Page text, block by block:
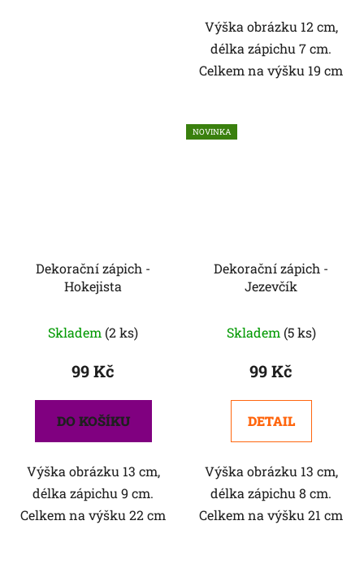
Výška obrázku 12 cm,
délka zápichu 7 cm.
Celkem na výšku 19 cm
Dekorační zápich -
Hokejista
Skladem (2 ks)
99 Kč
DO KOŠÍKU
Výška obrázku 13 cm,
délka zápichu 9 cm.
Celkem na výšku 22 cm
NOVINKA
Dekorační zápich -
Jezevčík
hodnocení
produktu
5,0
z
hvězdiček.
Skladem (5 ks)
99 Kč
DETAIL
Výška obrázku 13 cm,
délka zápichu 8 cm.
Celkem na výšku 21 cm